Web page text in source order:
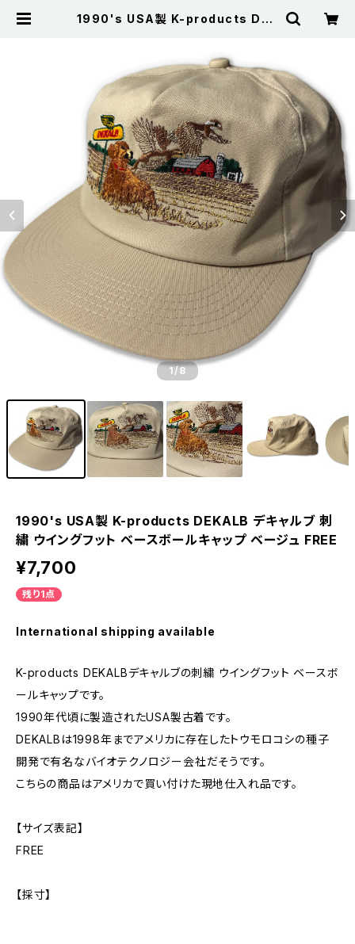
1990's USA製 K-products DEK
E | 古着屋サニーコレクション Sunn
y Collection 公式通販サイト
1/8
1990's USA製 K-products DEKALB デキャルブ 刺
繍 ウイングフット ベースボールキャップ ベージュ FREE
¥7,700
残り1点
International shipping available
K-products DEKALBデキャルブの刺繍 ウイングフット ベースボ
ールキャップです。
1990年代頃に製造されたUSA製古着です。
DEKALBは1998年までアメリカに存在したトウモロコシの種子
開発で有名なバイオテクノロジー会社だそうです。
こちらの商品はアメリカで買い付けた現地仕入れ品です。
【サイズ表記】
FREE
【採寸】